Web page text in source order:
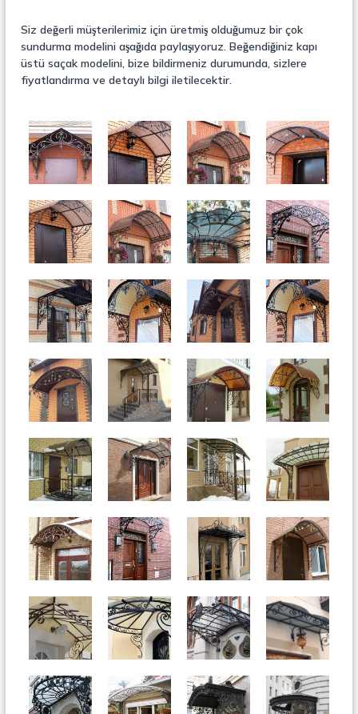
S
e
p
t
ö
r
Siz değerli müşterilerimiz için üretmiş olduğumuz bir çok
sundurma modelini aşağıda paylaşıyoruz. Beğendiğiniz kapı
üstü saçak modelini, bize bildirmeniz durumunda, sizlere
fiyatlandırma ve detaylı bilgi iletilecektir.